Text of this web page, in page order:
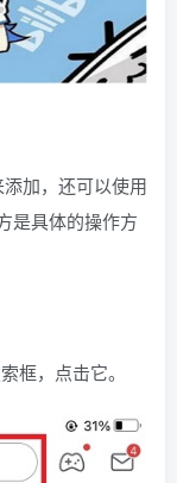
加，还可以使用
是具体的操作方
框，点击它。